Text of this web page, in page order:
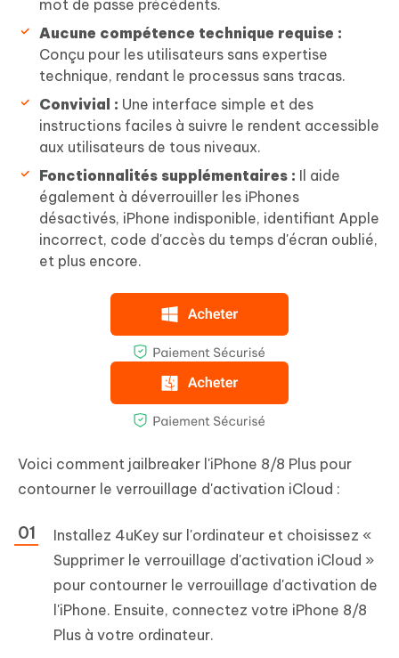
mot de passe précédents.
Aucune compétence technique requise :
Conçu pour les utilisateurs sans expertise
technique, rendant le processus sans tracas.
Convivial : Une interface simple et des
instructions faciles à suivre le rendent accessible
aux utilisateurs de tous niveaux.
Fonctionnalités supplémentaires : Il aide
également à déverrouiller les iPhones
désactivés, iPhone indisponible, identifiant Apple
incorrect, code d'accès du temps d'écran oublié,
et plus encore.
Voici comment jailbreaker l'iPhone 8/8 Plus pour
contourner le verrouillage d'activation iCloud :
Installez 4uKey sur l'ordinateur et choisissez «
Supprimer le verrouillage d'activation iCloud »
pour contourner le verrouillage d'activation de
l'iPhone. Ensuite, connectez votre iPhone 8/8
Plus à votre ordinateur.